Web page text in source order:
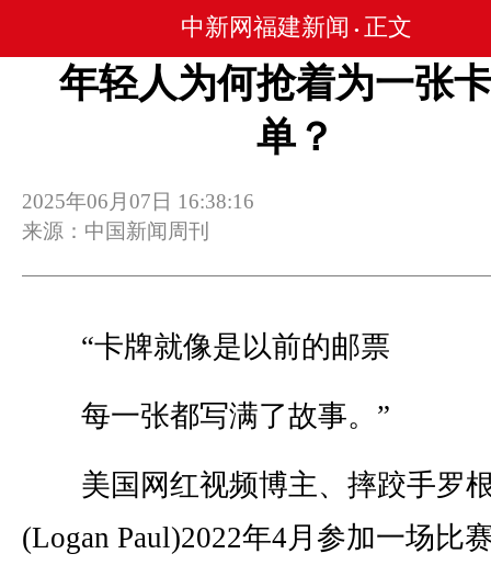
中新网福建新闻 • 正文
年轻人为何抢着为一张
单？
2025年06月07日 16:38:16
来源：中国新闻周刊
“卡牌就像是以前的邮票
每一张都写满了故事。”
美国网红视频博主、摔跤手罗根
(Logan Paul)2022年4月参加一场比